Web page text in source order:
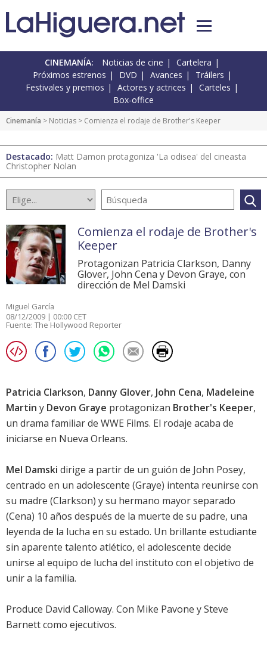
CINEMANÍA: Noticias de cine
Cartelera
Próximos estrenos
DVD Avances
Tráilers
Festivales y premios
Actores y actrices
Carteles
Box-office
Cinemanía > Noticias > Comienza el rodaje de Brother's Keeper
Destacado: Matt Damon protagoniza 'La odisea' del cineasta
Christopher Nolan
Comienza el rodaje de Brother's
Keeper
Protagonizan Patricia Clarkson, Danny
Glover, John Cena y Devon Graye, con
dirección de Mel Damski
Miguel García
08/12/2009 | 00:00 CET
Fuente: The Hollywood Reporter
Patricia Clarkson, Danny Glover, John Cena, Madeleine
Martin y Devon Graye protagonizan Brother's Keeper,
un drama familiar de WWE Films. El rodaje acaba de
iniciarse en Nueva Orleans.
Mel Damski dirige a partir de un guión de John Posey,
centrado en un adolescente (Graye) intenta reunirse con
su madre (Clarkson) y su hermano mayor separado
(Cena) 10 años después de la muerte de su padre, una
leyenda de la lucha en su estado. Un brillante estudiante
sin aparente talento atlético, el adolescente decide
unirse al equipo de lucha del instituto con el objetivo de
unir a la familia.
Produce David Calloway. Con Mike Pavone y Steve
Barnett como ejecutivos.